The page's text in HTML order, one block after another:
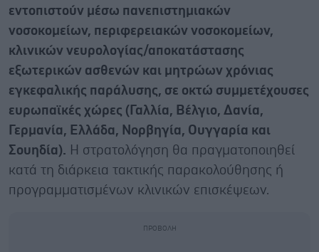
εντοπιστούν μέσω πανεπιστημιακών
νοσοκομείων, περιφερειακών νοσοκομείων,
κλινικών νευρολογίας/αποκατάστασης
εξωτερικών ασθενών και μητρώων χρόνιας
εγκεφαλικής παράλυσης, σε οκτώ συμμετέχουσες
ευρωπαϊκές χώρες (Γαλλία, Βέλγιο, Δανία,
Γερμανία, Ελλάδα, Νορβηγία, Ουγγαρία και
Σουηδία). Η στρατολόγηση θα πραγματοποιηθεί
κατά τη διάρκεια τακτικής παρακολούθησης ή
προγραμματισμένων κλινικών επισκέψεων.